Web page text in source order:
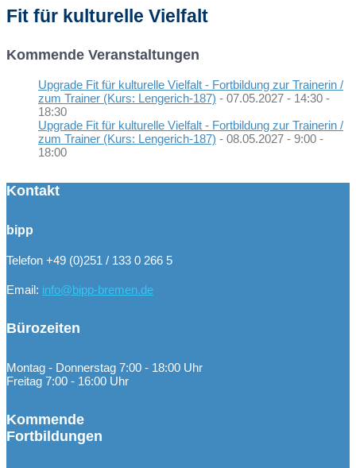
Fit für kulturelle Vielfalt
Kommende Veranstaltungen
Upgrade Fit für kulturelle Vielfalt - Fortbildung zur Trainerin /
zum Trainer (Kurs: Lengerich-187) - 07.05.2027 - 14:30 -
18:30
Upgrade Fit für kulturelle Vielfalt - Fortbildung zur Trainerin /
zum Trainer (Kurs: Lengerich-187) - 08.05.2027 - 9:00 -
18:00
Kontakt
bipp
Telefon +49 (0)251 / 133 0 266 5
Email: info@bipp-bremen.de
Bürozeiten
Montag - Donnerstag 7:00 - 18:00 Uhr
Freitag 7:00 - 16:00 Uhr
Kommende
Fortbildungen